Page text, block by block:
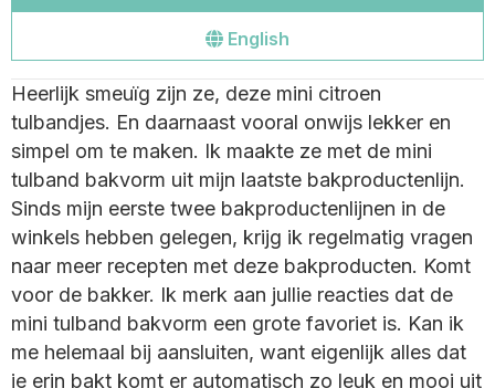
English
the
english
site
Heerlijk smeuïg zijn ze, deze mini citroen
tulbandjes. En daarnaast vooral onwijs lekker en
simpel om te maken. Ik maakte ze met de mini
tulband bakvorm uit mijn laatste bakproductenlijn.
Sinds mijn eerste twee bakproductenlijnen in de
winkels hebben gelegen, krijg ik regelmatig vragen
naar meer recepten met deze bakproducten. Komt
voor de bakker. Ik merk aan jullie reacties dat de
mini tulband bakvorm een grote favoriet is. Kan ik
me helemaal bij aansluiten, want eigenlijk alles dat
je erin bakt komt er automatisch zo leuk en mooi uit